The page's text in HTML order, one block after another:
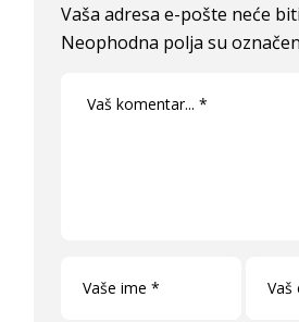
Vaša adresa e-pošte neće
Neophodna polja su